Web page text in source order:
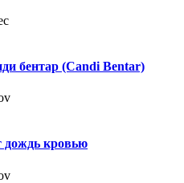
бентар (Candi Bentar)
кровью